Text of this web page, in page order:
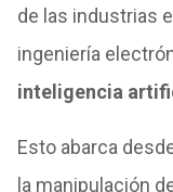
de las industrias
ingeniería
inteligencia
Esto abarca
la manipulación